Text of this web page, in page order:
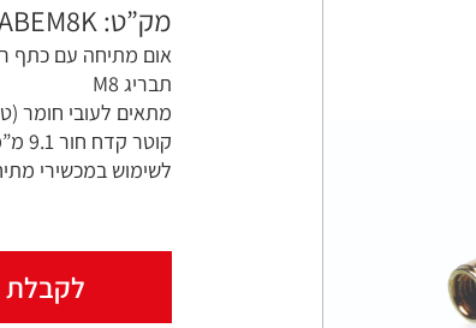
מק”ט: ABEM8K
אום מתיחה עם כתף
תבריג M8
מתאים לעובי חומר (טווח
קוטר קדח חור 9.1 מ”מ
לשימוש במכשירי
לקבלת